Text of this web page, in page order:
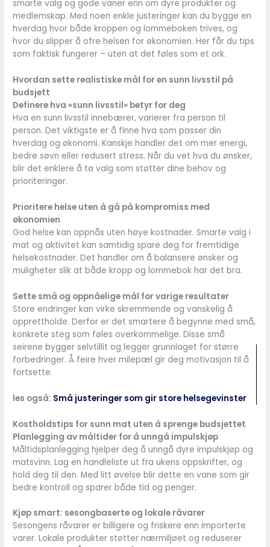
smarte valg og gode vaner enn om dyre produkter og
medlemskap. Med noen enkle justeringer kan du bygge en
hverdag hvor både kroppen og lommeboken trives, og
hvor du slipper å ofre helsen for økonomien. Her får du tips
som faktisk fungerer – uten at det føles som et ork.
Hvordan sette realistiske mål for en sunn livsstil på
budsjett
Definere hva «sunn livsstil» betyr for deg
Hva en sunn livsstil innebærer, varierer fra person til
person. Det viktigste er å finne hva som passer din
hverdag og økonomi. Kanskje handler det om mer energi,
bedre søvn eller redusert stress. Når du vet hva du ønsker,
blir det enklere å ta valg som støtter dine behov og
prioriteringer.
Prioritere helse uten å gå på kompromiss med
økonomien
God helse kan oppnås uten høye kostnader. Smarte valg i
mat og aktivitet kan samtidig spare deg for fremtidige
helsekostnader. Det handler om å balansere ønsker og
muligheter slik at både kropp og lommebok har det bra.
Sette små og oppnåelige mål for varige resultater
Store endringer kan virke skremmende og vanskelig å
opprettholde. Derfor er det smartere å begynne med små,
konkrete steg som føles overkommelige. Disse små
seirene bygger selvtillit og legger grunnlaget for større
forbedringer. Å feire hver milepæl gir deg motivasjon til å
fortsette.
les også: Små justeringer som gir store helsegevinster
Kostholdstips for sunn mat uten å sprenge budsjettet
Planlegging av måltider for å unngå impulskjøp
Måltidsplanlegging hjelper deg å unngå dyre impulskjøp og
matsvinn. Lag en handleliste ut fra ukens oppskrifter, og
hold deg til den. Med litt øvelse blir dette en vane som gir
bedre kontroll og sparer både tid og penger.
Kjøp smart: sesongbaserte og lokale råvarer
Sesongens råvarer er billigere og friskere enn importerte
varer. Lokale produkter støtter nærmiljøet og reduserer